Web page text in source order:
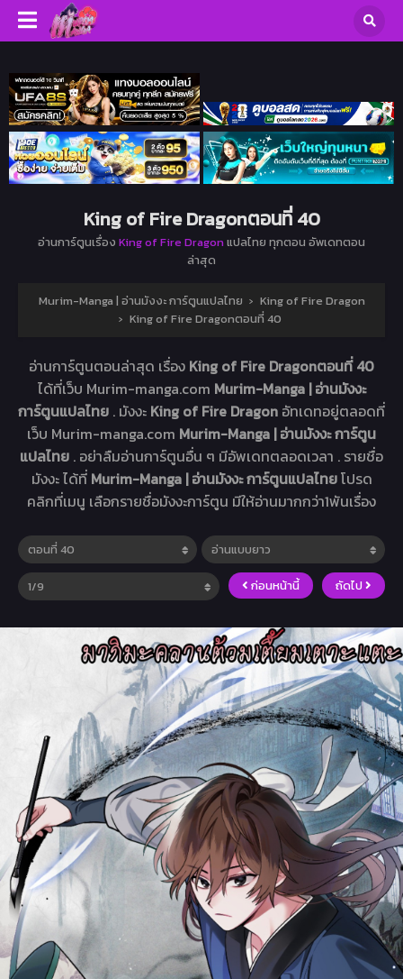
King of Fire Dragonตอนที่ 40
อ่านการ์ตูนเรื่อง King of Fire Dragon แปลไทย ทุกตอน อัพเดทตอน
ล่าสุด
Murim-Manga | อ่านมังงะ การ์ตูนแปลไทย › King of Fire Dragon
› King of Fire Dragonตอนที่ 40
อ่านการ์ตูนตอนล่าสุด เรื่อง King of Fire Dragonตอนที่ 40
ได้ที่เว็บ Murim-manga.com Murim-Manga | อ่านมังงะ
การ์ตูนแปลไทย . มังงะ King of Fire Dragon อัทเดทอยู่ตลอดที่
เว็บ Murim-manga.com Murim-Manga | อ่านมังงะ การ์ตูน
แปลไทย . อย่าลืมอ่านการ์ตูนอื่น ๆ มีอัพเดทตลอดเวลา . รายชื่อ
มังงะ ได้ที่ Murim-Manga | อ่านมังงะ การ์ตูนแปลไทยโปรด
คลิกที่เมนู เลือกรายชื่อมังงะการ์ตูน มีให้อ่านมากกว่า1พันเรื่อง
ก่อนหน้านี้ ถัดไป